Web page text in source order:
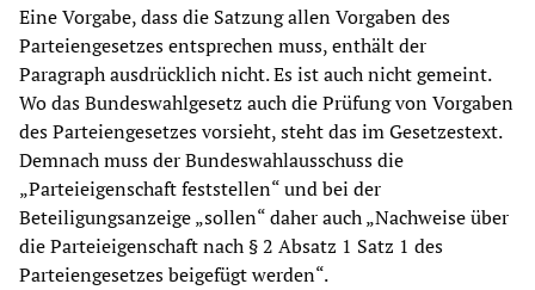
Eine Vorgabe, dass die Satzung allen Vorgaben des
Parteiengesetzes entsprechen muss, enthält der
Paragraph ausdrücklich nicht. Es ist auch nicht gemeint.
Wo das Bundeswahlgesetz auch die Prüfung von Vorgaben
des Parteiengesetzes vorsieht, steht das im Gesetzestext.
Demnach muss der Bundeswahlausschuss die
„Parteieigenschaft feststellen“ und bei der
Beteiligungsanzeige „sollen“ daher auch „Nachweise über
die Parteieigenschaft nach § 2 Absatz 1 Satz 1 des
Parteiengesetzes beigefügt werden“.